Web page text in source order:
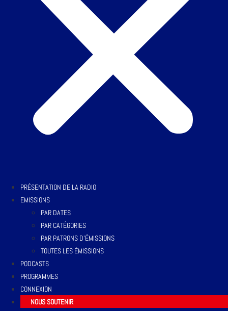
PRÉSENTATION DE LA RADIO
EMISSIONS
PAR DATES
PAR CATÉGORIES
PAR PATRONS D’ÉMISSIONS
TOUTES LES ÉMISSIONS
PODCASTS
PROGRAMMES
CONNEXION
NOUS SOUTENIR